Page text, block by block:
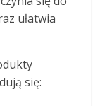
ułatwia
się: